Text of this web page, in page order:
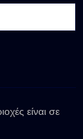
είναι σε